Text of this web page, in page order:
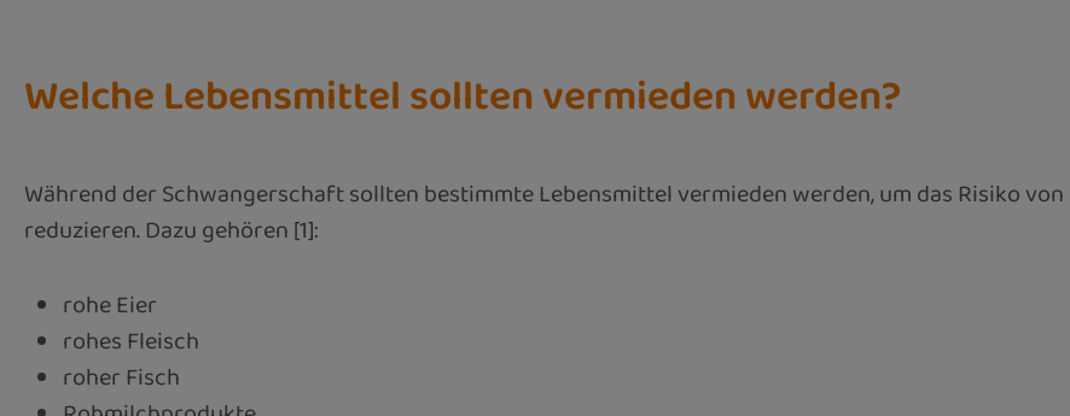
Welche Lebensmittel sollten vermieden werden?
Während der Schwangerschaft sollten bestimmte Lebensmittel vermieden werden, um das Risiko
reduzieren. Dazu gehören [1]:
rohe Eier
rohes Fleisch
roher Fisch